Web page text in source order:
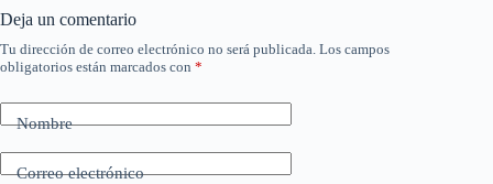
Deja un comentario
Tu dirección de correo electrónico no será publicada. Los campos
obligatorios están marcados con *
Nombre
Correo electrónico